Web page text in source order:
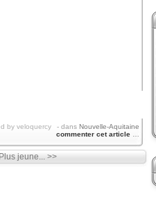
by veloquercy - dans Nouvelle-Aquitaine
commenter cet article
jeune... >>